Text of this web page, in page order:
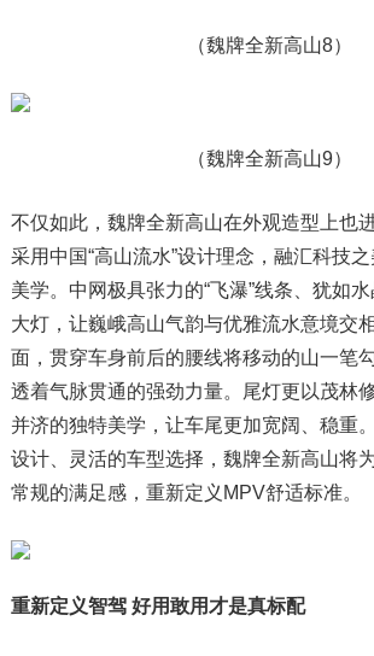
（魏牌全新高山8）
（魏牌全新高山9）
不仅如此，魏牌全新高山在外观造型上也
采用中国“高山流水”设计理念，融汇科技
美学。中网极具张力的“飞瀑”线条、犹如
大灯，让巍峨高山气韵与优雅流水意境交
面，贯穿车身前后的腰线将移动的山一笔
透着气脉贯通的强劲力量。尾灯更以茂林
并济的独特美学，让车尾更加宽阔、稳重
设计、灵活的车型选择，魏牌全新高山将
常规的满足感，重新定义MPV舒适标准。
重新定义智驾好用敢用 才是真标配